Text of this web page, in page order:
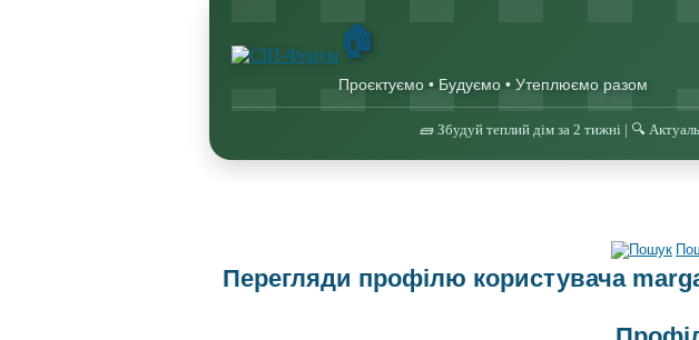
🏠
Проєктуємо • Будуємо • Утеплюємо разом
🧱 Збудуй теплий дім за 2 тижні | 🔍
Перегляди профілю користувача